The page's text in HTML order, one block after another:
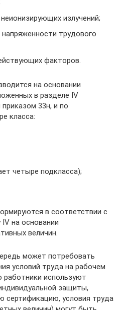
излучений;
трудового
факторов.
на основании
в разделе IV
33н, и по
класса:
четыре подкласса);
в соответствии с
на основании
величин.
может потребовать
условий труда на рабочем
работники используют
защиты,
сертификацию, условия труда